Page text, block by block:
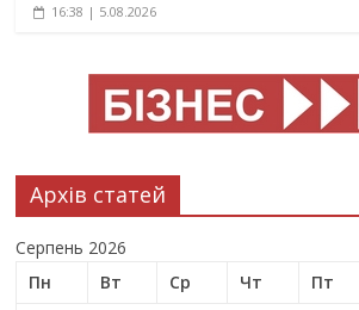
16:38 | 5.08.2026
Архів статей
Серпень 2026
Пн
Вт Ср Чт Пт